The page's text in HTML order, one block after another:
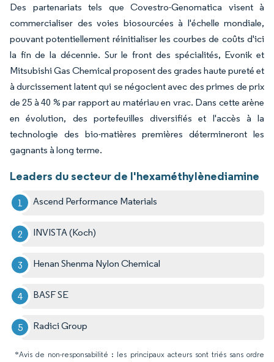
Des partenariats tels que Covestro-Genomatica visent à
commercialiser des voies biosourcées à l'échelle mondiale,
pouvant potentiellement réinitialiser les courbes de coûts d'ici
la fin de la décennie. Sur le front des spécialités, Evonik et
Mitsubishi Gas Chemical proposent des grades haute pureté et
à durcissement latent qui se négocient avec des primes de prix
de 25 à 40 % par rapport au matériau en vrac. Dans cette arène
en évolution, des portefeuilles diversifiés et l'accès à la
technologie des bio-matières premières détermineront les
gagnants à long terme.
Leaders du secteur de l'hexaméthylènediamine
Ascend Performance Materials
INVISTA (Koch)
Henan Shenma Nylon Chemical
BASF SE
Radici Group
*Avis de non-responsabilité : les principaux acteurs sont triés sans ordre